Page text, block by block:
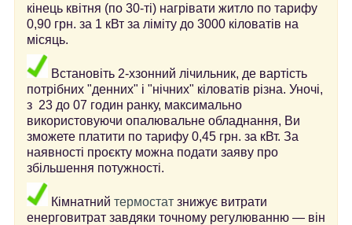
кінець квітня (по 30-ті) нагрівати житло по тарифу
0,90 грн. за 1 кВт за ліміту до 3000 кіловатів на
місяць.
Встановіть 2-хзонний лічильник, де вартість
потрібних "денних" і "нічних" кіловатів різна. Уночі,
з 23 до 07 годин ранку, максимально
використовуючи опалювальне обладнання, Ви
зможете платити по тарифу 0,45 грн. за кВт. За
наявності проєкту можна подати заяву про
збільшення потужності.
Кімнатний термостат знижує витрати
енерговитрат завдяки точному регулюванню — він